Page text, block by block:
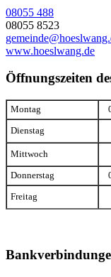
08055 488
08055 8523
www.hoeslwang.de
Öffnungszeiten
Montag
Dienstag
Mittwoch
Donnerstag
Freitag